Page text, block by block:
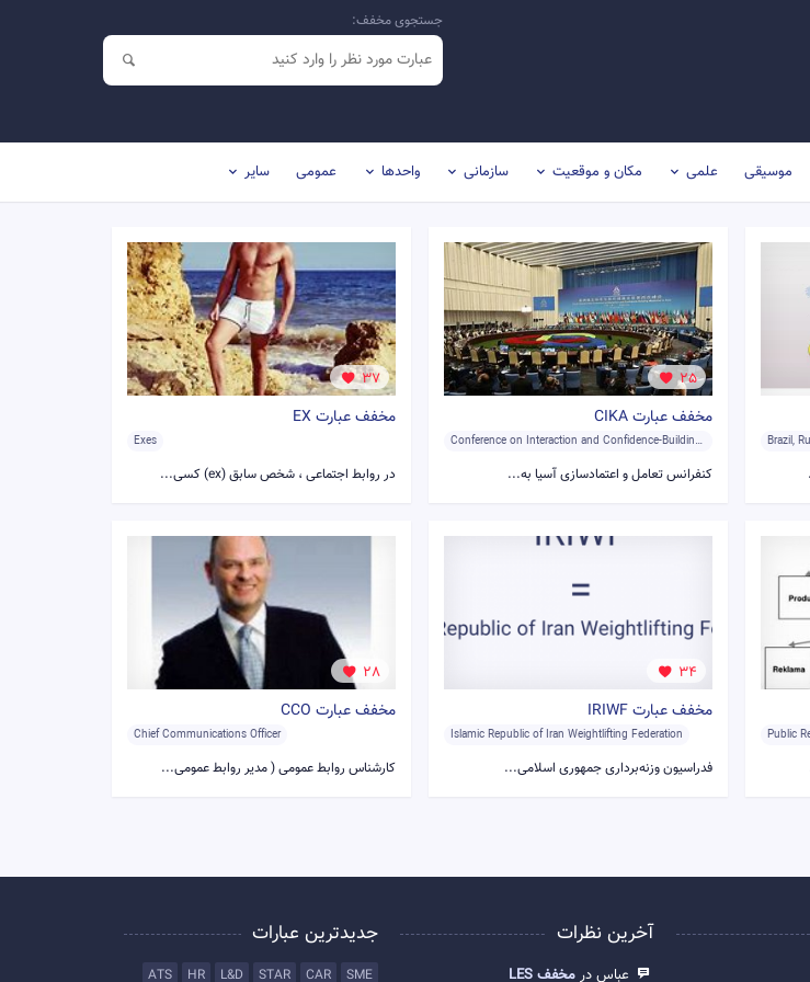
جستجوی مخفف:
موسیقی علمی مکان و موقعیت سازمانی واحدها عمومی سایر
Brazil,
25
مخفف عبارت CIKA
Conference on Interaction and Confidence-Building Measures in Asia
کنفرانس تعامل و اعتمادسازی آسیا به...
37
مخفف عبارت EX
Exes
در روابط اجتماعی ، شخص سابق (ex) کسی...
Public
34
مخفف عبارت IRIWF
Islamic Republic of Iran Weightlifting Federation
فدراسیون وزنه‌برداری جمهوری اسلامی...
28
مخفف عبارت CCO
Chief Communications Officer
کارشناس روابط عمومی ( مدیر روابط عمومی...
آخرین نظرات
عباس در مخفف LES
جدیدترین عبارات
SME
CAR
STAR
L&D
HR
ATS